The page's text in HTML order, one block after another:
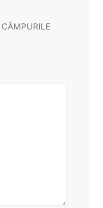
CÂMPURILE